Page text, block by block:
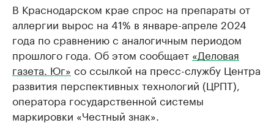
В Краснодарском крае спрос на препараты от
аллергии вырос на 41% в январе-апреле 2024
года по сравнению с аналогичным периодом
прошлого года. Об этом сообщает «Деловая
газета. Юг» со ссылкой на пресс-службу Центра
развития перспективных технологий (ЦРПТ),
оператора государственной системы
маркировки «Честный знак».